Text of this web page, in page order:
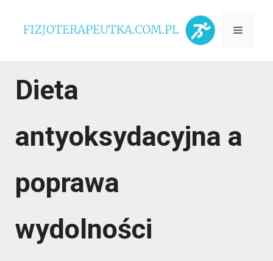
Menu
Dieta
antyoksydacyjna a
poprawa
wydolności